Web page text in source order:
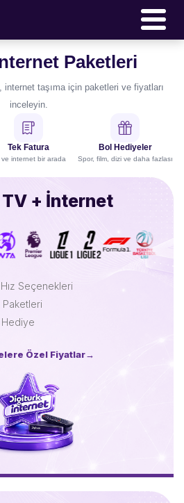
Paketleri
taşıma için paketleri ve fiyatları
inceleyin.
Tek Fatura
ve internet bir arada
Bol Hediyeler
Spor, film, dizi ve daha fazlası
+ İnternet
Seçenekleri
Paketleri
Hediye
Özel Fiyatlar→